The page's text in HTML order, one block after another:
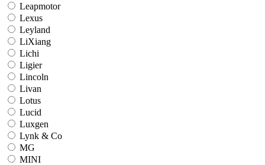
Leapmotor
Lexus
Leyland
LiXiang
Lichi
Ligier
Lincoln
Livan
Lotus
Lucid
Luxgen
Lynk & Co
MG
MINI